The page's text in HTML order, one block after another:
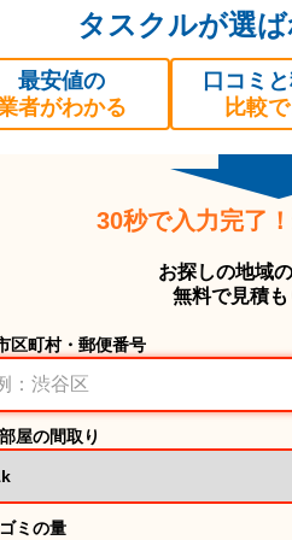
タスクルが選
最安値の
者がわかる
口コミ
比較
30秒で入力完了
お探しの地域
無料で見積も
区町村・郵便番号
屋の間取り
ミの量